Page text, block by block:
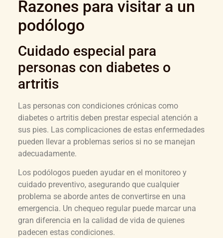
Razones para visitar a un
podólogo
Cuidado especial para
personas con diabetes o
artritis
Las personas con condiciones crónicas como
diabetes o artritis deben prestar especial atención a
sus pies. Las complicaciones de estas enfermedades
pueden llevar a problemas serios si no se manejan
adecuadamente.
Los podólogos pueden ayudar en el monitoreo y
cuidado preventivo, asegurando que cualquier
problema se aborde antes de convertirse en una
emergencia. Un chequeo regular puede marcar una
gran diferencia en la calidad de vida de quienes
padecen estas condiciones.